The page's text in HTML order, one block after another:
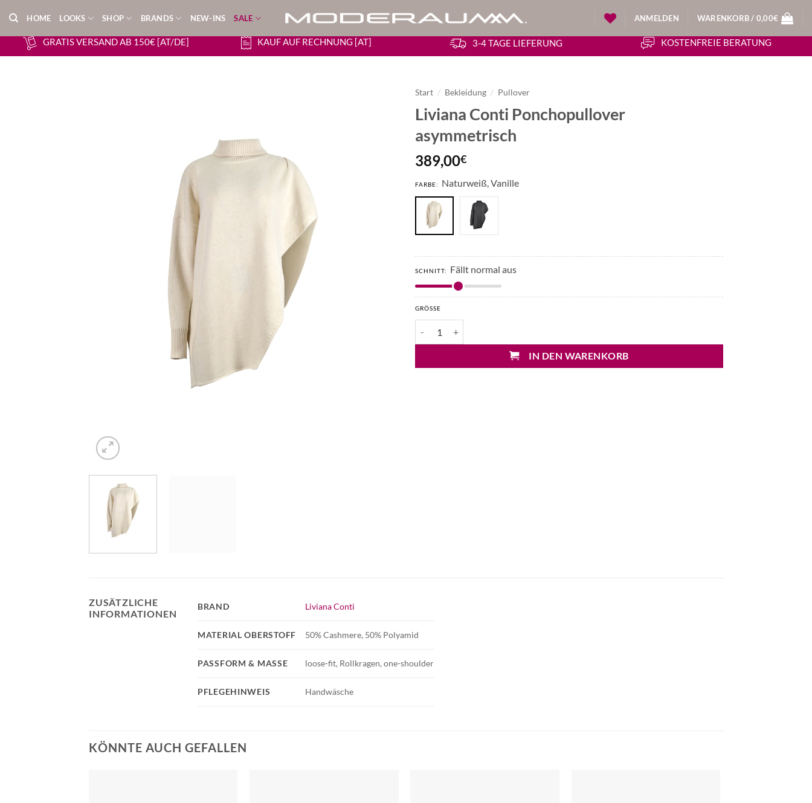
Inhalt
springen
HOME LOOKS SHOP BRANDS NEW-INS SALE ANMELDEN WARENKORB / 0,00€
GRATIS VERSAND AB 150€ [AT/DE] KAUF AUF RECHNUNG [AT] 3-4 TAGE LIEFERUNG KOSTENFREIE BERATUNG
Start / Bekleidung / Pullover
Liviana Conti Ponchopullover
asymmetrisch
389,00€
FARBE: Naturweiß, Vanille
SCHNITT: Fällt normal aus
GRÖSSE
IN DEN WARENKORB
ZUSÄTZLICHE
INFORMATIONEN
PFLEGEHINWEIS Handwäsche
BRAND Liviana Conti
MATERIAL OBERSTOFF 50% Cashmere, 50% Polyamid
PASSFORM & MASSE loose-fit, Rollkragen, one-shoulder
KÖNNTE AUCH GEFALLEN